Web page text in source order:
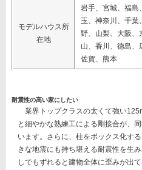
モデルハウス所
在地
岩手、宮城、福島
玉、神奈川、千葉
野、山梨、大阪、
山、香川、徳島、
佐賀、熊本
耐震性の高い家にしたい
業界トップクラスの太くて強い
と細やかな熟練工による剛接合が、
います。さらに、柱をボックス化す
きな地震にも持ち堪える耐震性を生
しでもずれると建物全体に歪みが出